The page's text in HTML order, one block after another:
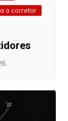
o corretor